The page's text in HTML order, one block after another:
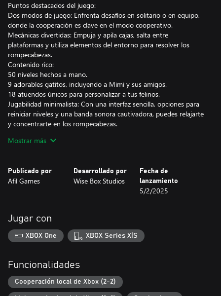
Puntos destacados del juego:
Dos modos de juego: Enfrenta desafíos en solitario o en equipo,
donde la cooperación es clave en el modo cooperativo.
Mecánicas divertidas: Empuja y apila cajas, salta entre
plataformas y utiliza elementos del entorno para resolver los
rompecabezas.
Contenido rico:
50 niveles hechos a mano.
9 adorables gatitos, incluyendo a Mimi y sus amigos.
18 atuendos únicos para personalizar a tus felinos.
Jugabilidad minimalista: Con una interfaz sencilla, opciones para
reiniciar niveles y una banda sonora cautivadora, puedes relajarte
y concentrarte en los rompecabezas.
– Meow Together ofrece un viaje encantador y desafiante que te
Mostrar más
Publicado por
Afil Games
Desarrollado por
Wise Box Studios
Fecha de
lanzamiento
5/2/2025
Jugar con
XBOX One XBOX Series X|S
Funcionalidades
Cooperación local de Xbox (2-2)